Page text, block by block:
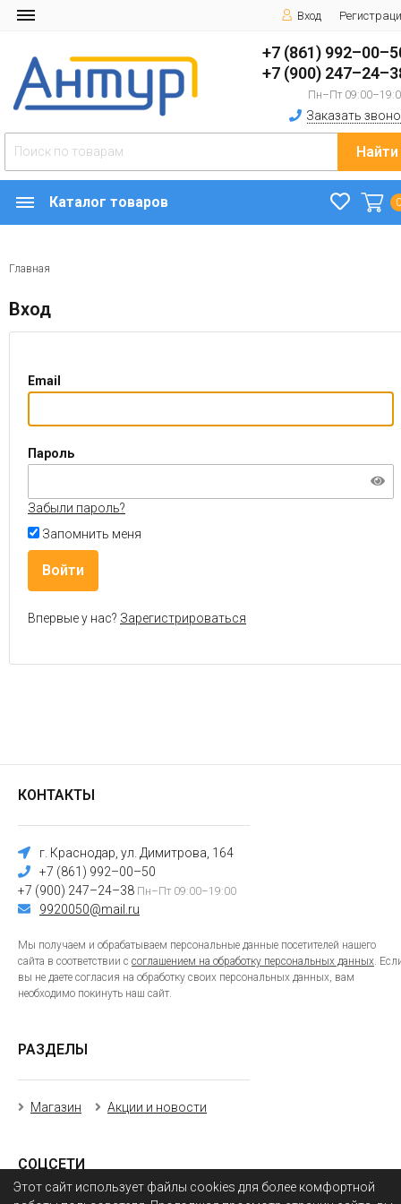
Этот сайт использует файлы cookies для более комфортной
Вход
+7 (861)
+7 (900)
Пн–Пт
Заказать
Найти
Каталог товаров
Главная
Вход
Email
Пароль
Забыли пароль?
Запомнить меня
Впервые у нас? Зарегистрироваться
КОНТАКТЫ
г. Краснодар, ул. Димитрова, 164
+7 (861) 992–00–50
+7 (900) 247–24–38 Пн–Пт 09:00–19:00
9920050@mail.ru
Мы получаем и обрабатываем персональные данные посетителей нашего
сайта в соответствии с соглашением на обработку персональных данных.
вы не даете согласия на обработку своих персональных данных, вам
необходимо покинуть наш сайт.
РАЗДЕЛЫ
Магазин Акции и новости
СОЦСЕТИ